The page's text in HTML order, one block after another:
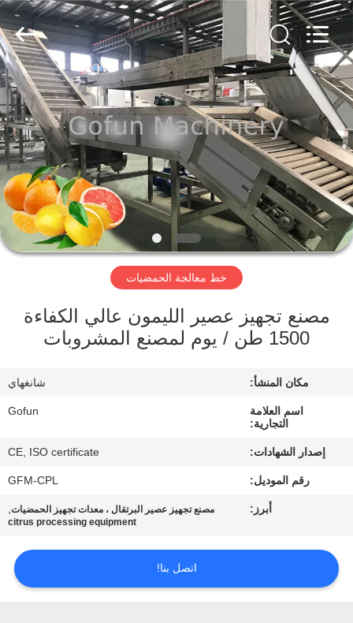
مسكن
منتجات
أشرطة
فيديو
عرض
الافتراضي
جولة
مراقبة
الجودة
Shanghai
Gofun
Machinery
All
Rights
Reserved.
خط معالجة الحمضيات
مصنع تجهيز عصير الليمون عالي الكفاءة
1500 طن / يوم لمصنع المشروبات
مكان المنشأ: شانغهاي
اسم العلامة
التجارية:
Gofun
إصدار الشهادات: CE, ISO certificate
رقم الموديل: GFM-CPL
أبرز: مصنع تجهيز عصير البرتقال ، معدات تجهيز الحمضيات,
citrus processing equipment
اتصل بنا!